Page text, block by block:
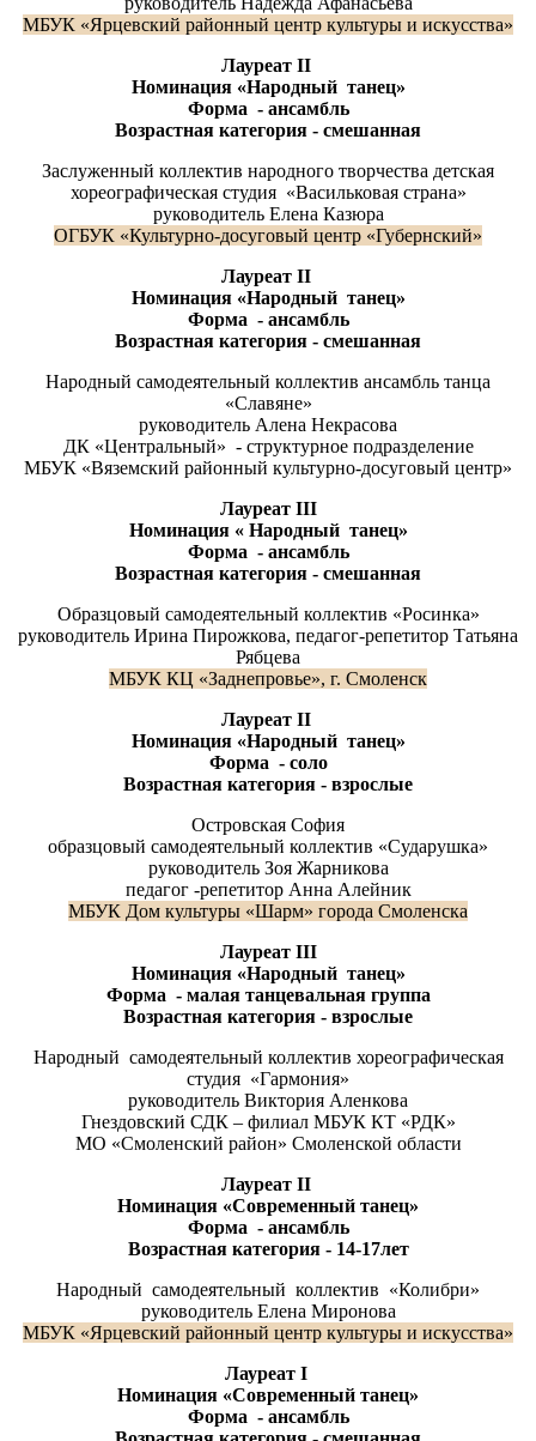
МБУК «Ярцевский районный центр культуры и искусства»
Лауреат II
Номинация «Народный танец»
Форма - ансамбль
Возрастная категория - смешанная
Заслуженный коллектив народного творчества детская
хореографическая студия «Васильковая страна»
руководитель Елена Казюра
ОГБУК «Культурно-досуговый центр «Губернский»
Лауреат II
Номинация «Народный танец»
Форма - ансамбль
Возрастная категория - смешанная
Народный самодеятельный коллектив ансамбль танца
«Славяне»
руководитель Алена Некрасова
​ДК «Центральный» - структурное подразделение
МБУК «Вяземский районный культурно-досуговый центр»
Лауреат III
Номинация « Народный танец»
Форма - ансамбль
Возрастная категория - смешанная
Образцовый самодеятельный коллектив «Росинка»
руководитель Ирина Пирожкова, педагог-репетитор Татьяна
Рябцева
МБУК КЦ «Заднепровье», г. Смоленск
Лауреат II
Номинация «Народный танец»
Форма - соло
Возрастная категория - взрослые
Островская София
образцовый самодеятельный коллектив «Сударушка»
руководитель Зоя Жарникова
педагог -репетитор Анна Алейник
МБУК Дом культуры «Шарм» города Смоленска
ЛауреатIII
Номинация «Народный танец»
Форма - малая танцевальная группа
Возрастная категория - взрослые
Народный самодеятельный коллектив хореографическая
студия «Гармония»
руководитель Виктория Аленкова
Гнездовский СДК – филиал МБУК КТ «РДК»
МО «Смоленский район» Смоленской области
Лауреат II
Номинация «Современный танец»
Форма - ансамбль
Возрастная категория - 14-17лет
Народный самодеятельный коллектив «Колибри»
руководитель Елена Миронова
МБУК «Ярцевский районный центр культуры и искусства»
Лауреат I
Номинация «Современный танец»
Форма - ансамбль